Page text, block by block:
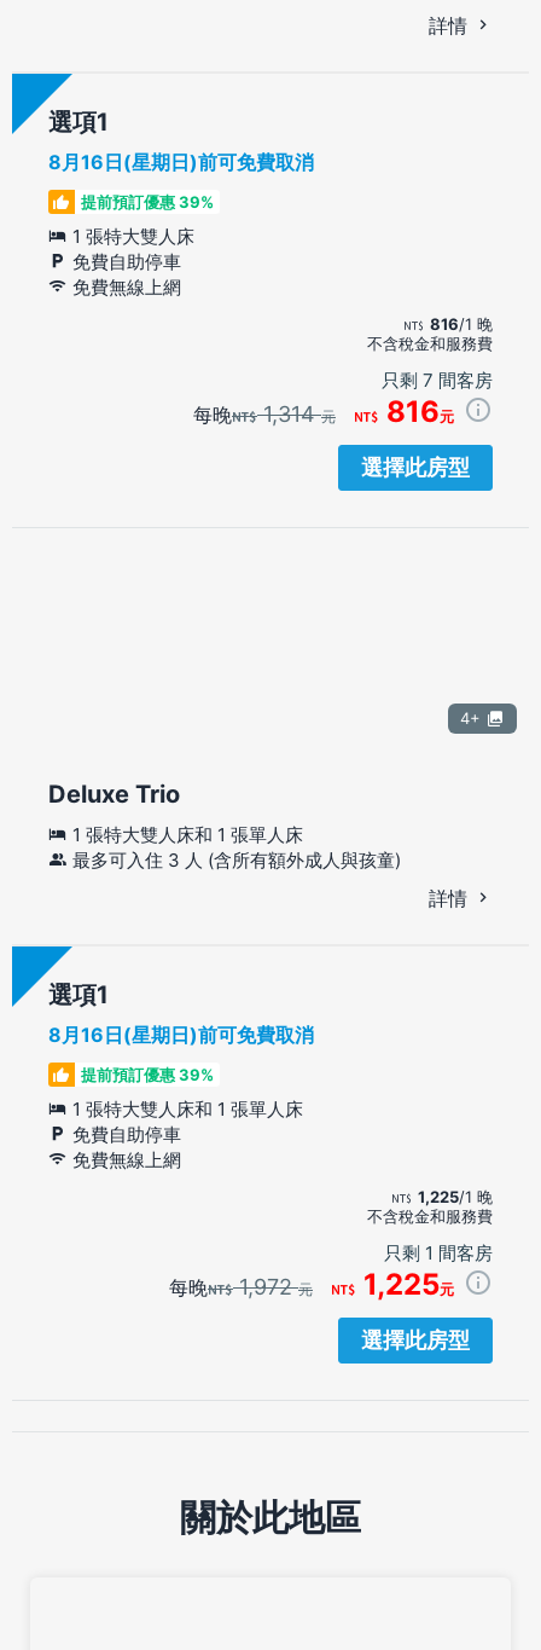
詳情
選項
8月16日(星期日)前可免費取消
提前預訂優惠 39%
1 張特大雙人床
免費自助停車
免費無線上網
816/1 晚
不含稅金和服務費
只剩 7 間客房
每晚 1,314元 816元
選擇此房型
4+
Deluxe Trio
1 張特大雙人床和 1 張單人床
最多可入住 3 人 (含所有額外成人與孩童)
詳情
選項
8月16日(星期日)前可免費取消
提前預訂優惠 39%
1 張特大雙人床和 1 張單人床
免費自助停車
免費無線上網
1,225/1 晚
不含稅金和服務費
只剩 1 間客房
每晚 1,972元 1,225元
選擇此房型
關於此地區